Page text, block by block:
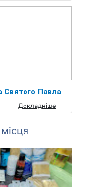
Святого Павла
Докладніше